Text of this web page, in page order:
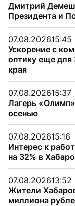
Дмитрий
Президента и
07.08.202615:45
Ускорение с
оптику еще для
края
07.08.202615:37
Лагерь
осенью
07.08.202615:16
Интерес к
на 32% в
07.08.202613:52
Жители
миллиона